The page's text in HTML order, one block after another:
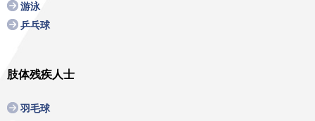
游泳
乒乓球
肢体残疾人士
羽毛球